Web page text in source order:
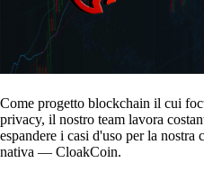
Come progetto blockchain il cui
privacy, il nostro team lavora
espandere i casi d'uso per la nostra
nativa — CloakCoin.